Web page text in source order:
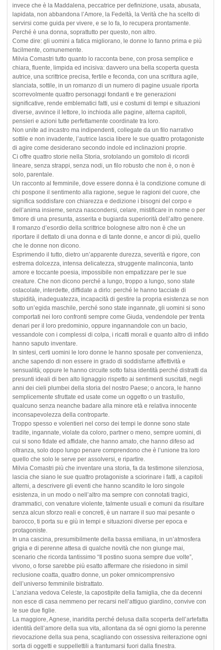
invece che è la Maddalena, peccatrice per definizione, usata, abusata,
lapidata, non abbandona l’Amore, la Fedeltà, la Verità che ha scelto di
servirsi come guida per vivere, e se lo fa, lo recupera prontamente.
Perché è una donna, soprattutto per questo, non altro.
Come dire: gli uomini a fatica migliorano, le donne lo fanno prima e più
facilmente, comunemente.
Milvia Comastri tutto quanto lo racconta bene, con prosa semplice e
chiara, fluente, limpida ed incisiva: davvero una bella scoperta questa
autrice, una scrittrice precisa, fertile e feconda, con una scrittura agile,
slanciata, sottile, in un romanzo di un numero di pagine usuale riporta
scorrevolmente quattro personaggi fondanti e tre generazioni
significative, rende emblematici fatti, usi e costumi di tempi e situazioni
diverse, avvince il lettore, lo inchioda alle pagine, alterna capitoli,
pensieri e azioni tutte perfettamente coordinate tra loro.
Non unite ad incastro ma indipendenti, collegate da un filo narrativo
sottile e non invadente, l’autrice lascia libere le sue quattro protagoniste
di agire come desiderano secondo indole ed inclinazioni proprie.
Ci offre quattro storie nella Storia, srotolando un gomitolo di ricordi
lineare, senza strappi, senza nodi, un filo robusto che non è, o non è
solo, parentale.
Un racconto al femminile, dove essere donna è la condizione comune di
chi pospone il sentimento alla ragione, segue le ragioni del cuore, che
significa soddisfare con chiarezza e dedizione i bisogni del corpo e
dell’anima insieme, senza nascondersi, celare, mistificare in nome o per
timore di una presunta, asserita e bugiarda superiorità dell’altro genere.
Il romanzo d’esordio della scrittrice bolognese altro non è che un
riportare il dettato di una donna e di tante donne, e ancor di più, quello
che le donne non dicono.
Esprimendo il tutto, dietro un’apparente durezza, severità e rigore, con
estrema dolcezza, intensa delicatezza, struggente malinconia, tanto
amore e toccante poesia, impossibile non empatizzare per le sue
creature. Che non dicono perché a lungo, troppo a lungo, sono state
ostacolate, interdette, diffidate a dirlo: perché le hanno tacciate di
stupidità, inadeguatezza, incapacità di gestire la propria esistenza se non
sotto un’egida maschile, perché sono state ingannate, gli uomini si sono
comportati nei loro confronti sempre come Giuda, vendendole per trenta
denari per il loro predominio, oppure ingannandole con un bacio,
vessandole con i complessi di colpa, i ricatti morali e quanto altro di infido
hanno saputo inventare.
In sintesi, certi uomini le loro donne le hanno sposate per convenienza,
anche sapendo di non essere in grado di soddisfarne affettività e
sensualità; oppure le hanno circuite sotto falsa identità perché distratti da
presunti ideali di ben alto lignaggio rispetto ai sentimenti suscitati, negli
anni dei cieli plumbei della storia del nostro Paese; o ancora, le hanno
semplicemente sfruttate ed usate come un oggetto o un trastullo,
qualcuno senza neanche badare alla minore età e relativa innocente
inconsapevolezza della controparte.
Troppo spesso e volentieri nel corso dei tempi le donne sono state
tradite, ingannate, violate da coloro, partner o meno, sempre uomini, di
cui si sono fidate ed affidate, che hanno amato, che hanno difeso ad
oltranza, solo dopo lungo penare comprendono che è l’unione tra loro
quello che solo le serve per assolversi, e ripartire.
Milvia Comastri più che inventare una storia, fa da testimone silenziosa,
lascia che siano le sue quattro protagoniste a sciorinare i fatti, a capitoli
alterni, a descrivere gli eventi che hanno scandito le loro singole
esistenza, in un modo o nell’altro ma sempre con connotati tragici,
drammatici, con venature violente, talmente usuali e comuni da risultare
senza alcun sforzo reali e concreti, è un narrare il suo mai pesante o
barocco, ti porta su e giù in tempi e situazioni diverse per epoca e
protagoniste.
In una cascina, presumibilmente della bassa emiliana, in un’atmosfera
grigia e di perenne attesa di qualche novità che non giunge mai,
scenario che ricorda tantissimo “Il postino suona sempre due volte”,
vivono, o forse sarebbe più esatto affermare che risiedono in simil
reclusione coatta, quattro donne, un poker omnicomprensivo
dell’universo femminile bistrattato.
L’anziana vedova Celeste, la capostipite della famiglia, che da decenni
non esce di casa nemmeno per recarsi nell’attiguo giardino, convive con
le sue due figlie.
La maggiore, Agnese, inaridita perché delusa dalla scoperta dell’artefatta
identità dell’amore della sua vita, allontana da sé ogni giorno la perenne
rievocazione della sua pena, scagliando con ossessiva reiterazione ogni
sorta di oggetti e suppellettili a frantumarsi fuori dalla finestra.